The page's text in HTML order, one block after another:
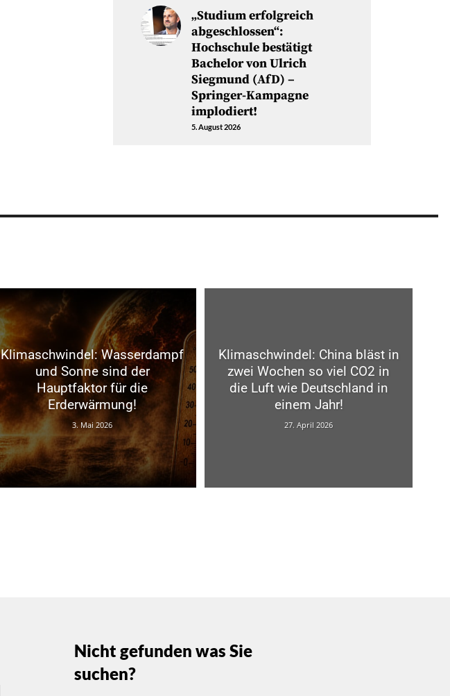
„Studium erfolgreich
abgeschlossen“:
Hochschule bestätigt
Bachelor von Ulrich
Siegmund (AfD) –
Springer-Kampagne
implodiert!
5. August 2026
Klimaschwindel: Wasserdampf
und Sonne sind der
Hauptfaktor für die
Erderwärmung!
3. Mai 2026
Klimaschwindel: China bläst in
zwei Wochen so viel CO2 in
die Luft wie Deutschland in
einem Jahr!
27. April 2026
Nicht gefunden was Sie
suchen?